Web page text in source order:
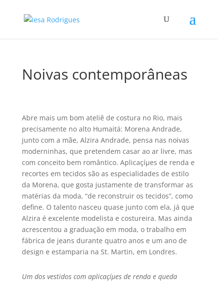
Noivas contemporâneas
Abre mais um bom ateliê de costura no Rio, mais
precisamente no alto Humaitá: Morena Andrade,
junto com a mãe, Alzira Andrade, pensa nas noivas
moderninhas, que pretendem casar ao ar livre, mas
com conceito bem romântico. Aplicaçíµes de renda e
recortes em tecidos são as especialidades de estilo
da Morena, que gosta justamente de transformar as
matérias da moda, “de reconstruir os tecidos”, como
define. O talento nasceu quase junto com ela, já que
Alzira é excelente modelista e costureira. Mas ainda
acrescentou a graduação em moda, o trabalho em
fábrica de jeans durante quatro anos e um ano de
design e estamparia na St. Martin, em Londres.
Um dos vestidos com aplicaçíµes de renda e queda